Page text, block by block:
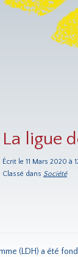
La ligue
Écrit le 11 Mars 2020 à
Classé dans Société
(LDH) a été